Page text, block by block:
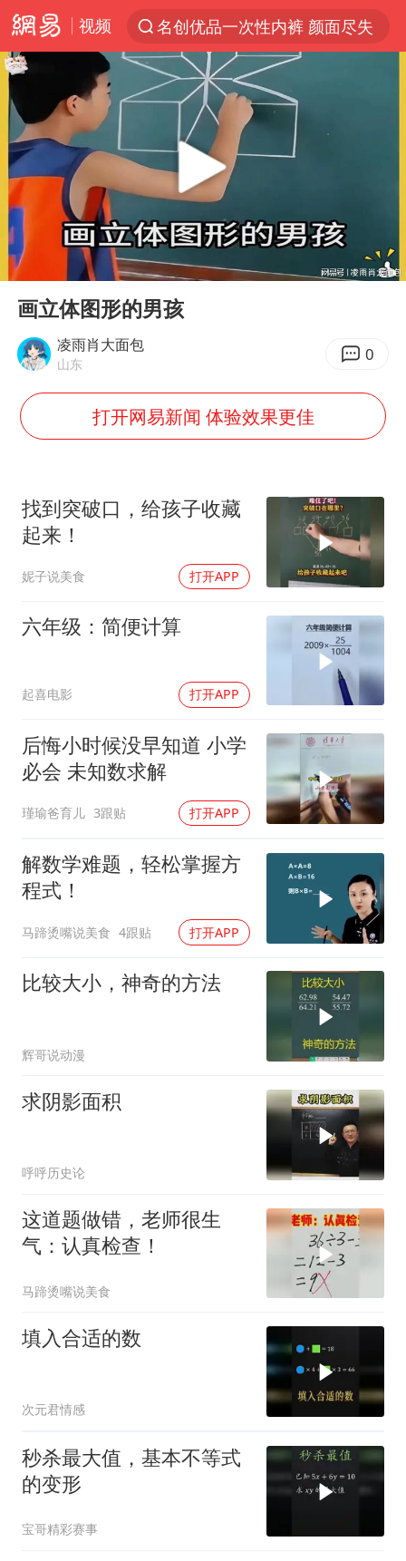
视频
名创优品一次性内裤 颜面尽失
解锁各地夏日限定体验
四川宜宾市珙县发生3.4级地震
白海豚将正面袭击贯穿浙江
香港宏福苑火灾或由烟头引起
中国父女泰国骑摩托车坠崖1死1伤
浙江台州《告全体市民书》
郑丽文：台湾从来没有“独立”过
刘浩存百花奖开幕式红裙起舞
万岁山接盘烂尾恒大文旅城
戚薇谈把脸交给AI
多个明星演唱会取消
习近平心系体育强国建设
Play
画立体图形的男孩
凌雨肖大面包
山东 0
打开网易新闻 体验效果更佳
找到突破口，给孩子收藏
起来！
妮子说美食 打开APP
六年级：简便计算
起喜电影 打开APP
后悔小时候没早知道 小学
必会 未知数求解
瑾瑜爸育儿 3跟贴 打开APP
解数学难题，轻松掌握方
程式！
马蹄烫嘴说美食 4跟贴 打开APP
比较大小，神奇的方法
辉哥说动漫
求阴影面积
呼呼历史论
这道题做错，老师很生
气：认真检查！
马蹄烫嘴说美食
填入合适的数
次元君情感
秒杀最大值，基本不等式
的变形
宝哥精彩赛事